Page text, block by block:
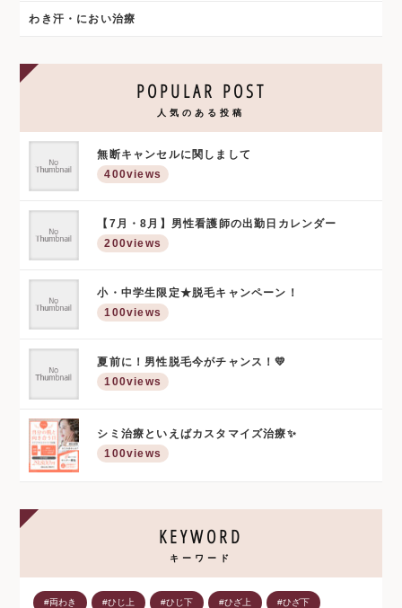
わき汗・におい治療
POPULAR POST
人気のある投稿
無断キャンセルに関しまして
400views
【7月・8月】男性看護師の出勤日カレンダー
200views
小・中学生限定★脱毛キャンペーン！
100views
夏前に！男性脱毛今がチャンス！💛
100views
シミ治療といえばカスタマイズ治療✨
100views
KEYWORD
キーワード
#両わき #ひじ上 #ひじ下 #ひざ上 #ひざ下